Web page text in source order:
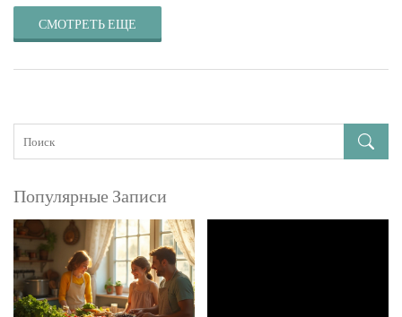
СМОТРЕТЬ ЕЩЕ
Популярные Записи